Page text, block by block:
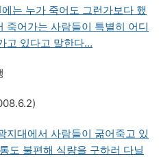
는 누가 죽어도 그런가보다 했
죽어가는 사람들이 특별히 어디
고 있다고 말한다…
지대에서 사람들이 굶어죽고 있
도 불편해 식량을 구하러 다닐